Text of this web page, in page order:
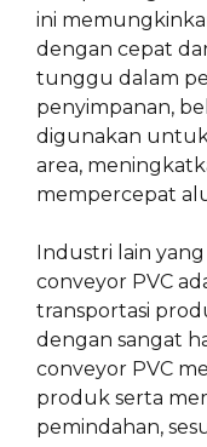
ini
dengan cepat
tunggu dalam
penyimpanan,
digunakan
area,
mempercepat
Industri lain
conveyor PVC
transportasi
dengan sangat
conveyor PVC
produk serta
pemindahan,